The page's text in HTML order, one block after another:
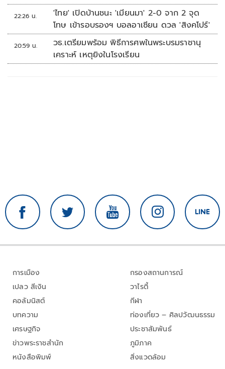
22:26 น.
'ไทย' เปิดบ้านชนะ 'เมียนมา' 2-0 จาก 2 จุด
โทษ เข้ารอบรองฯ บอลอาเซียน ดวล 'สิงคโปร์'
20:59 น.
วธ.เตรียมพร้อม พิธีการศพในพระบรมราชานุ
เคราะห์ เหตุยิงในโรงเรียน
การเมือง
เปลว สีเงิน
คอลัมนิสต์
บทความ
เศรษฐกิจ
ข่าวพระราชสำนัก
หนังสือพิมพ์
กรองสถานการณ์
วาไรตี้
กีฬา
ท่องเที่ยว – ศิลปวัฒนธรรม
ประชาสัมพันธ์
ภูมิภาค
สิ่งแวดล้อม